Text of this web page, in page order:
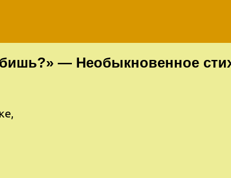
— Необыкновенное